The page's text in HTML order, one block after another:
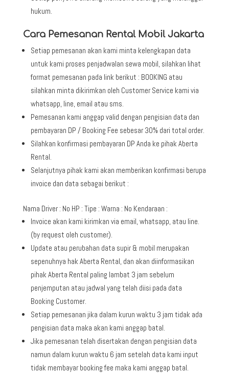
hukum.
Cara Pemesanan Rental Mobil Jakarta
Setiap pemesanan akan kami minta kelengkapan data
untuk kami proses penjadwalan sewa mobil, silahkan lihat
format pemesanan pada link berikut : BOOKING atau
silahkan minta dikirimkan oleh Customer Service kami via
whatsapp, line, email atau sms.
Pemesanan kami anggap valid dengan pengisian data dan
pembayaran DP / Booking Fee sebesar 30% dari total order.
Silahkan konfirmasi pembayaran DP Anda ke pihak Aberta
Rental.
Selanjutnya pihak kami akan memberikan konfirmasi berupa
invoice dan data sebagai berikut :
Nama Driver : No HP : Tipe : Warna : No Kendaraan :
Invoice akan kami kirimkan via email, whatsapp, atau line.
(by request oleh customer).
Update atau perubahan data supir & mobil merupakan
sepenuhnya hak Aberta Rental, dan akan diinformasikan
pihak Aberta Rental paling lambat 3 jam sebelum
penjemputan atau jadwal yang telah diisi pada data
Booking Customer.
Setiap pemesanan jika dalam kurun waktu 3 jam tidak ada
pengisian data maka akan kami anggap batal.
Jika pemesanan telah disertakan dengan pengisian data
namun dalam kurun waktu 6 jam setelah data kami input
tidak membayar booking fee maka kami anggap batal.